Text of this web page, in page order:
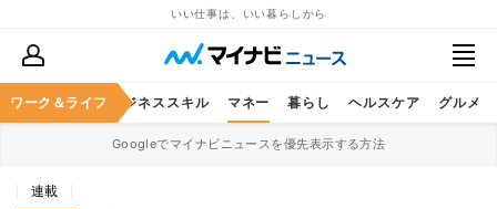
いい仕事は、いい暮らしから
ワーク＆ライフ
キャリア ビジネススキル マネー 暮らし ヘルスケア グルメ
Googleでマイナビニュースを優先表示する方法
連載